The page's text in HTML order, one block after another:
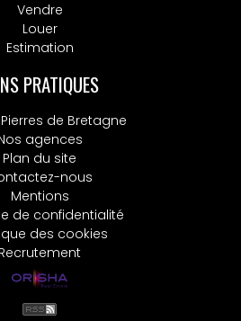
Vendre
Louer
Estimation
PRATIQUES
de Bretagne
agences
Plan du site
nous
Mentions
de confidentialité
des cookies
Recrutement